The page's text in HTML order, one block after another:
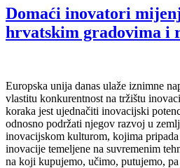
Domaći inovatori
hrvatskim gradovima i
Europska unija danas ulaže iznimne
vlastitu konkurentnost na tržištu
koraka jest ujednačiti inovacijski
odnosno podržati njegov razvoj u
inovacijskom kulturom, kojima
inovacije temeljene na suvremenim
na koji kupujemo, učimo, putujemo,